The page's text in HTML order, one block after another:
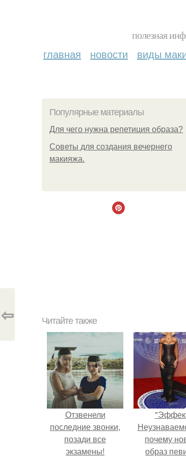
полезная
главная новости виды
Популярные материалы
Для чего нужна репетиция образа?
Советы для создания вечернего
макияжа.
⇦ Читайте также
Отзвенели
последние звонки,
позади все
экзамены!
почему
образ